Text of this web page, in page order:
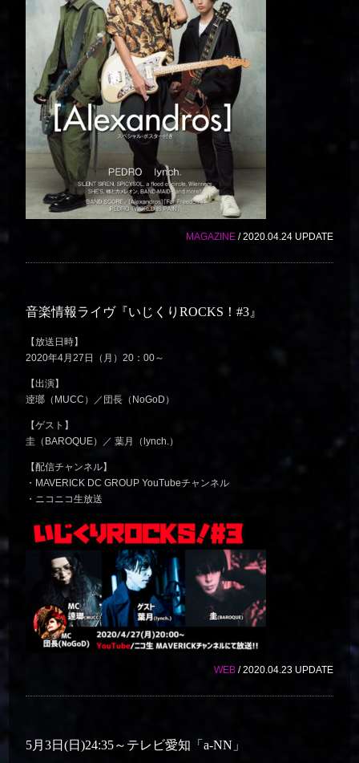
MAGAZINE/ 2020.04.24 UPDATE
音楽情報ライヴ『いじくりROCKS！#3』
【放送日時】
2020年4月27日（月）20：00～
【出演】
逹瑯（MUCC）／団長（NoGoD）
【ゲスト】
圭（BAROQUE）／ 葉月（lynch.）
【配信チャンネル】
・MAVERICK DC GROUP YouTubeチャンネル
・ニコニコ生放送
WEB/ 2020.04.23 UPDATE
5月3日(日)24:35～テレビ愛知「a-NN」